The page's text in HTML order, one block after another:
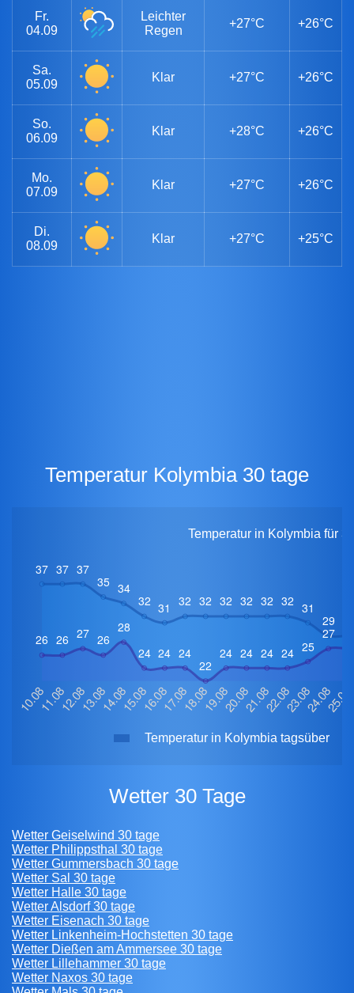
Fr.
04.09
Leichter
Regen
+27°C +26°C
Sa.
05.09
Klar +27°C +26°C
So.
06.09
Klar +28°C +26°C
Mo.
07.09
Klar +27°C +26°C
Di.
08.09
Klar +27°C +25°C
Temperatur Kolymbia 30 tage
Temperatur in Kolymbia für
Temperatur in Kolymbia tagsüber
Wetter 30 Tage
Wetter Geiselwind 30 tage
Wetter Philippsthal 30 tage
Wetter Gummersbach 30 tage
Wetter Sal 30 tage
Wetter Halle 30 tage
Wetter Alsdorf 30 tage
Wetter Eisenach 30 tage
Wetter Linkenheim-Hochstetten 30 tage
Wetter Dießen am Ammersee 30 tage
Wetter Lillehammer 30 tage
Wetter Naxos 30 tage